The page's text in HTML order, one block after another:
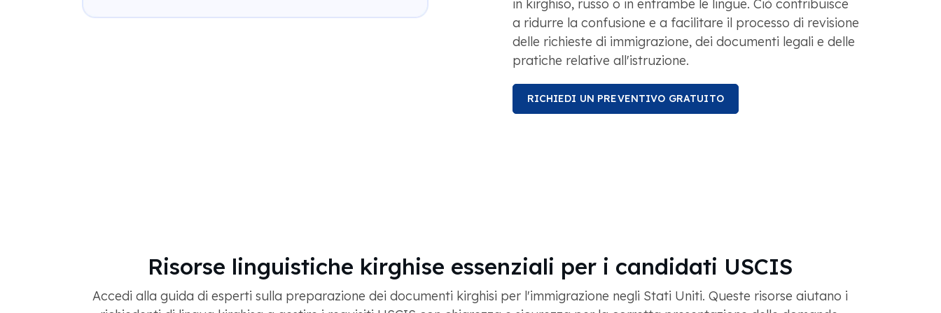
in kirghiso, russo o in entrambe le lingue. Ciò contribuisce
a ridurre la confusione e a facilitare il processo di revisione
delle richieste di immigrazione, dei documenti legali e delle
pratiche relative all'istruzione.
RICHIEDI UN PREVENTIVO GRATUITO
Risorse linguistiche kirghise essenziali per i candidati USCIS
Accedi alla guida di esperti sulla preparazione dei documenti kirghisi per l'immigrazione negli Stati Uniti. Queste risorse aiutano i